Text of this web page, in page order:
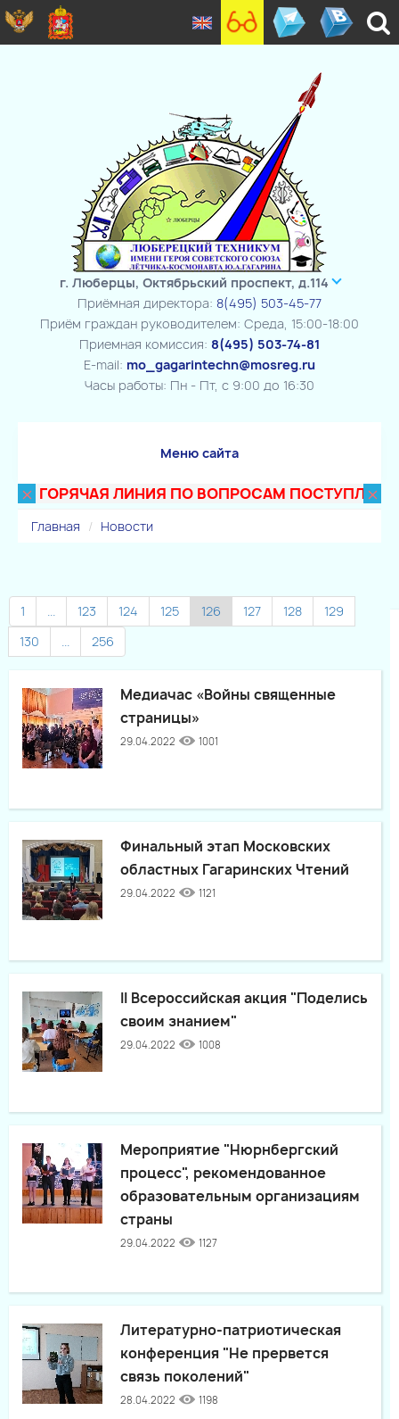
г. Люберцы, Октябрьский проспект, д.114
Приёмная директора: 8(495) 503-45-77
Приём граждан руководителем: Среда, 15:00-18:00
Приемная комиссия: 8(495) 503-74-81
E-mail: mo_gagarintechn@mosreg.ru
Часы работы: Пн - Пт, с 9:00 до 16:30
Меню сайта
×ГОРЯЧАЯ ЛИНИЯ ПО ВОПРОСАМ ПОСТУПЛЕНИЯ
×
Главная Новости
1 ... 123 124 125 126 127 128
129
130
... 256
Медиачас «Войны священные
страницы»
29.04.2022 1001
Финальный этап Московских
областных Гагаринских Чтений
29.04.2022 1121
II Всероссийская акция "Поделись
своим знанием"
29.04.2022 1008
Мероприятие "Нюрнбергский
процесс", рекомендованное
образовательным организациям
страны
29.04.2022 1127
Литературно-патриотическая
конференция "Не прервется
связь поколений"
28.04.2022 1198